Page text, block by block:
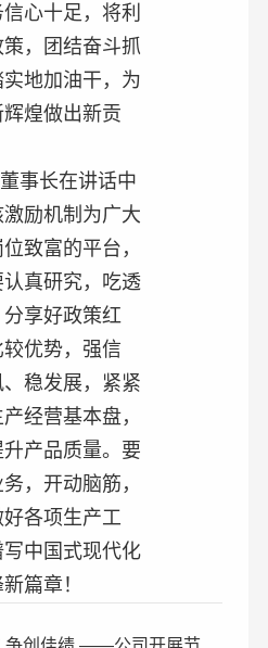
心十足，将利
，团结奋斗抓
地加油干，为
煌做出新贡
事长在讲话中
励机制为广大
致富的平台，
真研究，吃透
享好政策红
优势，强信
稳发展，紧紧
经营基本盘，
产品质量。要
，开动脑筋，
各项生产工
中国式现代化
篇章！